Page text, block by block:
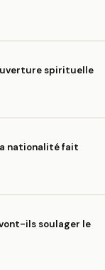
spirituelle
nationalité fait
ils soulager le